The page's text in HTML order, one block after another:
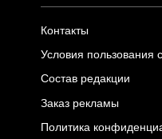
Контакты
Условия пользования
Состав редакции
Заказ рекламы
Политика